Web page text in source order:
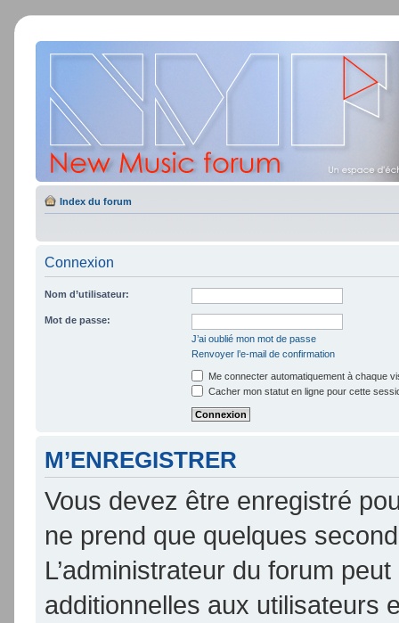
Index du forum
Connexion
Nom d’utilisateur:
Mot de passe:
J’ai oublié mon mot de passe
Renvoyer l’e-mail de confirmation
Me connecter automatiquement à chaque
Cacher mon statut en ligne pour cette
M’ENREGISTRER
Vous devez être enregistré
ne prend que quelques
L’administrateur du forum
additionnelles aux utilisateurs